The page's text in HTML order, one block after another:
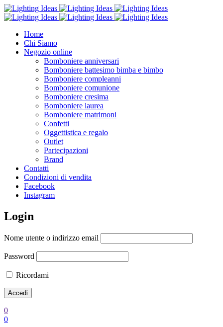
Home
Chi Siamo
Negozio online
Bomboniere anniversari
Bomboniere battesimo bimba e bimbo
Bomboniere compleanni
Bomboniere comunione
Bomboniere cresima
Bomboniere laurea
Bomboniere matrimoni
Confetti
Oggettistica e regalo
Outlet
Partecipazioni
Brand
Contatti
Condizioni di vendita
Facebook
Instagram
Login
Nome utente o indirizzo email
Password
Ricordami
0
0